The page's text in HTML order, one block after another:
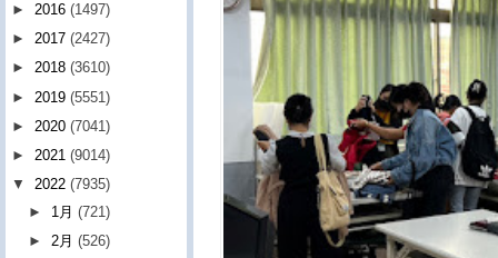
► 2016 (1497)
► 2017 (2427)
► 2018 (3610)
► 2019 (5551)
► 2020 (7041)
► 2021 (9014)
▼ 2022 (7935)
► 1月(721)
► 2月(526)